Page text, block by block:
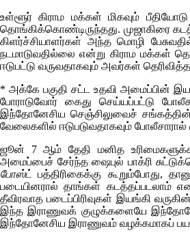
உள்ளூர் கிராம மக்கள் மிகவும்
தொங்கிக்கொண்டிருந்தது. முஜாகிரை
கிளர்ச்சியாளர்கள் அந்த மொழி
நடமாடுவதில்லை என்று கிராம மக்கள்
ஈடுபட்டு வருவதாகவும் அவர்கள்
*அக்கே பகுதி சட்ட உதவி அமைப்பின்
போராடுவோர் கைது செய்யப்பட்டு
இந்தோனேசிய செஞ்சிலுவைச்
வேலைகளில் ஈடுபடுவதாகவும்
ஜூன் 7 ஆம் தேதி மனித
அமைப்பைச் சேர்ந்த ஷைபுல் பாக்ரி
போஸ்ட்
பத்திரிகைக்கு கூறும்போது,
படையினரால் தாங்கள் கடத்தப்படலாம்
தீவிரவாத படைப்பிரிவுகள் இயங்கி
இந்த இராணுவக் குழுக்களையே
இந்தோனேசிய இராணுவம் வழக்கமாகப்